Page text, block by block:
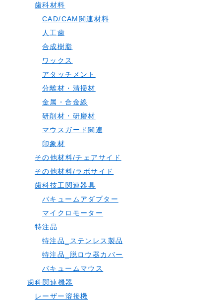
歯科材料
CAD/CAM関連材料
人工歯
合成樹脂
ワックス
アタッチメント
分離材・清掃材
金属・合金線
研削材・研磨材
マウスガード関連
印象材
その他材料/チェアサイド
その他材料/ラボサイド
歯科技工関連器具
バキュームアダプター
マイクロモーター
特注品
特注品_ステンレス製品
特注品_脱ロウ器カバー
バキュームマウス
歯科関連機器
レーザー溶接機